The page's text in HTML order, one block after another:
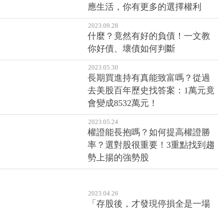
應生活，你有更多的選擇權利
2023.09.28
什麼？竟然有好的負債！一文教
你好債、壞債如何判斷
2023.05.30
長期買進持有真能致富嗎？從過
去美股百年歷史找答案：1萬元竟
會變成8532萬元！
2023.05.24
權證能長抱嗎？如何提高權證勝
率？選對股很重要！3重點找到趨
勢上揚的強勢股
2023.04.26
「存股後，才發現停損全是一場